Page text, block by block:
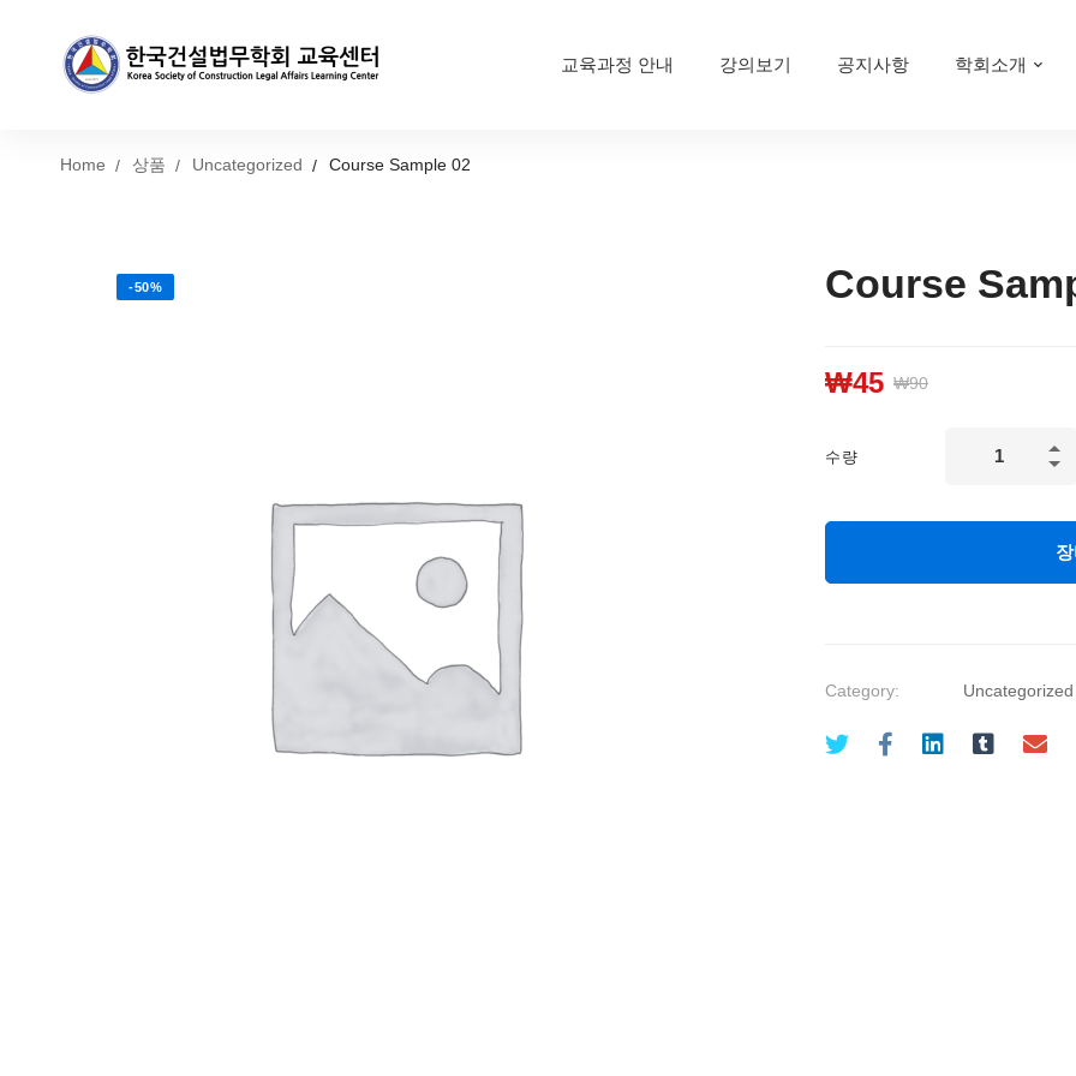
교육과정 안내 강의보기 공지사항 학회소개
Home 상품 Uncategorized Course Sample 02
-50% Course
₩45 ₩90
수량
Category: Uncategorized